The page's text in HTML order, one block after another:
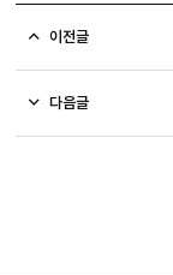
이전글
다음글